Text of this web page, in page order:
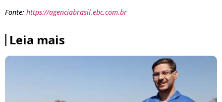
Fonte: https://agenciabrasil.ebc.com.br
Leia mais